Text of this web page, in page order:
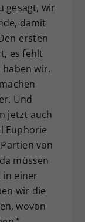
gesagt, wir
damit
ersten
es fehlt
haben wir.
Und
jetzt auch
Euphorie
von
müssen
in einer
wir die
wovon